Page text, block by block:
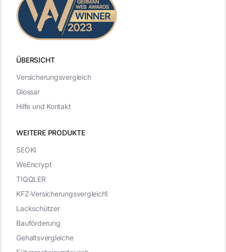
ÜBERSICHT
WEITERE PRODUKTE
Versicherungsvergleich
Glossar
Hilfe und Kontakt
SEOKI
WeEncrypt
TIQQLER
KFZ-Versicherungsvergleich1
Lackschützer
Bauförderung
Gehaltsvergleiche